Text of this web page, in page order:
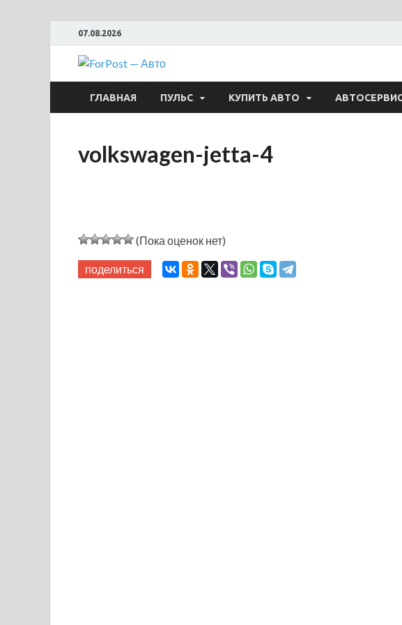
07.08.2026
ForPost — Авто
ГЛАВНАЯ ПУЛЬС КУПИТЬ АВТО
volkswagen-jetta-4
(Пока оценок нет)
поделиться